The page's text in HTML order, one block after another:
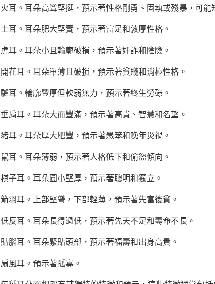
火耳。耳朵高聳堅挺，預示著性格剛勇、固執或殘暴，可能
土耳。耳朵肥大堅實，預示著富足和敦厚性格。
虎耳。耳朵小且輪廓破損，預示著奸詐和陰險。
開花耳。耳朵單薄且破損，預示著貧賤和消極性格。
驢耳。輪廓豐厚但軟弱無力，預示著終生勞碌。
垂肩耳。耳朵大而豐滿，預示著高貴、智慧和名望。
豬耳。耳朵厚大肥豐，預示著愚笨和晚年災禍。
鼠耳。耳朵薄弱，預示著人格低下和偷盜傾向。
棋子耳。耳朵圓小堅厚，預示著聰明和獨立。
箭羽耳。上部堅聳，下部輕薄，預示著先富後貧。
低反耳。耳朵長得過低，預示著先天不足和壽命不長。
貼腦耳。耳朵緊貼頭部，預示著福壽和出身高貴。
扇風耳。預示著孤寡。